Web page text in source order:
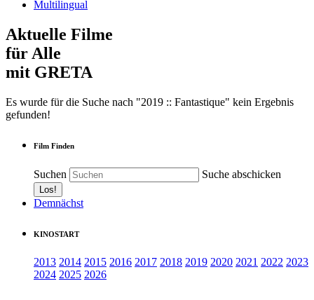
Multilingual
Aktuelle Filme
für Alle
mit GRETA
Es wurde für die Suche nach "2019 :: Fantastique" kein Ergebnis
gefunden!
Film Finden
Suchen Suche abschicken
Demnächst
KINOSTART
2013 2014 2015 2016 2017 2018 2019 2020 2021 2022 2023
2024 2025 2026